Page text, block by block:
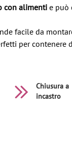
con alimenti e può
facile da
per contenere
Chiusura a
incastro